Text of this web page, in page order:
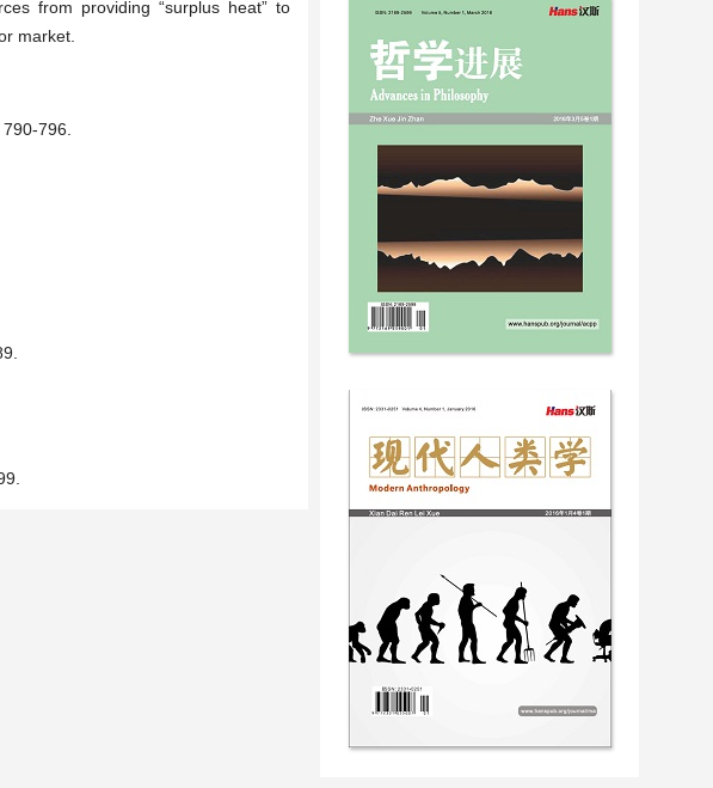
from providing “surplus heat” to
market.
796.